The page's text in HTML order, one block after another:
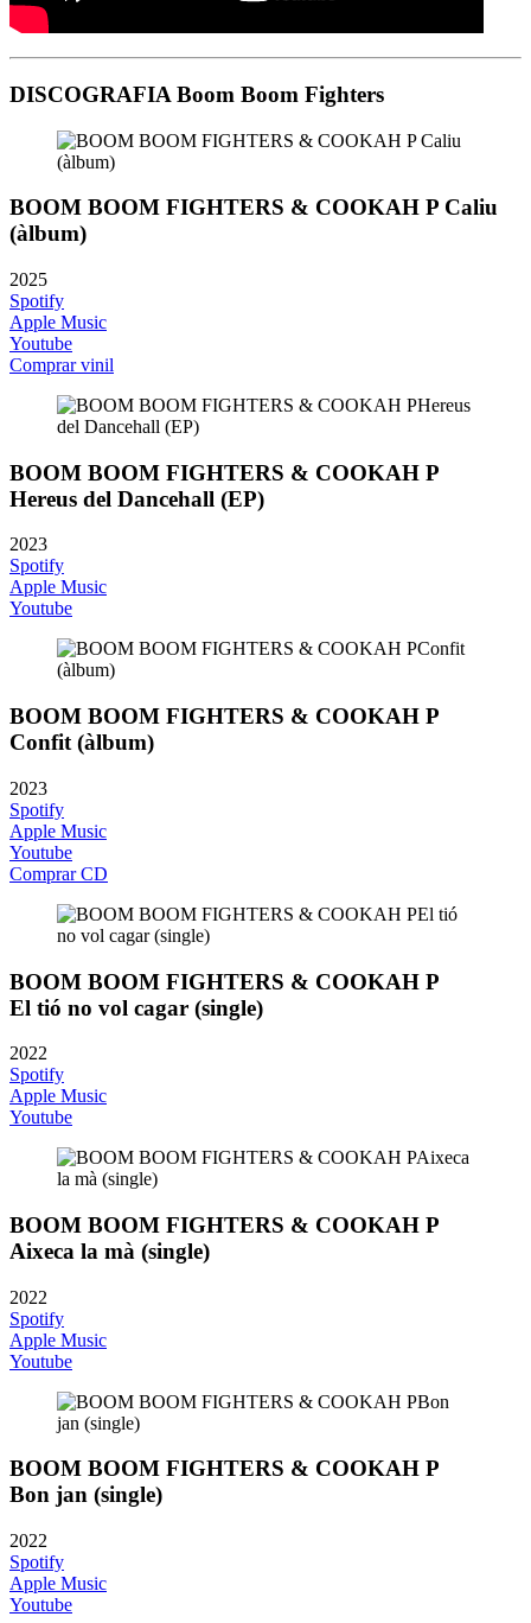
DISCOGRAFIA Boom Boom Fighters
BOOM BOOM FIGHTERS & COOKAH P Caliu
(àlbum)
2025
Spotify
Apple Music
Youtube
Comprar vinil
BOOM BOOM FIGHTERS & COOKAH P
Hereus del Dancehall (EP)
2023
Spotify
Apple Music
Youtube
BOOM BOOM FIGHTERS & COOKAH P
Confit (àlbum)
2023
Spotify
Apple Music
Youtube
Comprar CD
BOOM BOOM FIGHTERS & COOKAH P
El tió no vol cagar (single)
2022
Spotify
Apple Music
Youtube
BOOM BOOM FIGHTERS & COOKAH P
Aixeca la mà (single)
2022
Spotify
Apple Music
Youtube
BOOM BOOM FIGHTERS & COOKAH P
Bon jan (single)
2022
Spotify
Apple Music
Youtube